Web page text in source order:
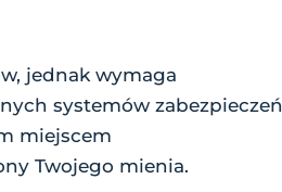
jednak wymaga
systemów zabezpieczeń
miejscem
Twojego mienia.